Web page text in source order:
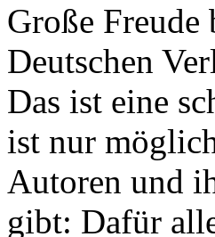
Große
Deutschen
Das ist eine
ist nur
Autoren und
gibt: Dafür